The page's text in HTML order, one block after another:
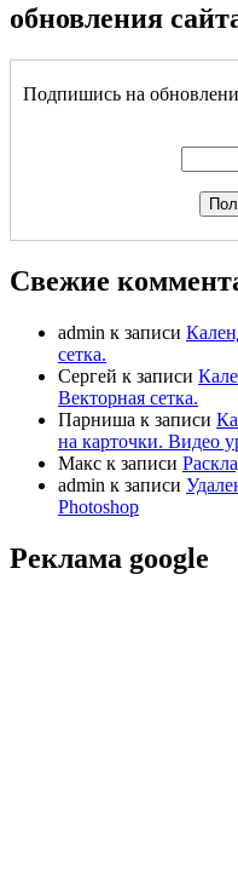
обновления
Подпишись на
Свежие
admin к записи
сетка.
Сергей к записи
Векторная сетка.
Парниша к записи
на карточки. Видео
Макс к записи
admin к записи
Photoshop
Реклама google